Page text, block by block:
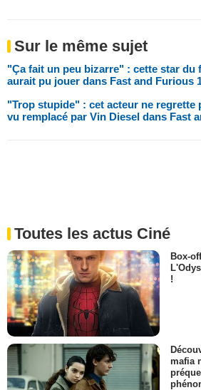
Sur le même sujet
"Ça fait un peu bizarre" : cette star du
aurait pu jouer dans Fast and Furious
"Trop stupide" : cet acteur ne regrette
vu remplacé par Vin Diesel dans Fast
Toutes les actus Ciné
Box-
!
mafia